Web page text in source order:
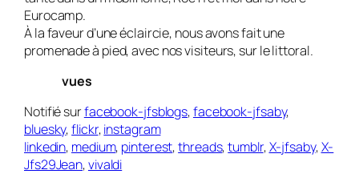
Eurocamp.
À la faveur d’une éclaircie, nous avons fait une
promenade à pied, avec nos visiteurs, sur le littoral.
vues
Notifié surfacebook-jfsblogs,facebook-jfsaby,
bluesky,flickr,instagram
linkedin, medium, pinterest,threads,tumblr,X-jfsaby,X-
Jfs29Jean,vivaldi